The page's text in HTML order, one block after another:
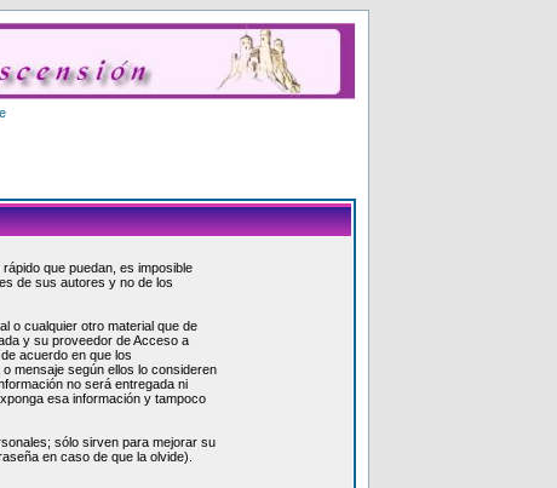
que puedan, es imposible
de sus autores y no de los
o cualquier otro material que de
y su proveedor de Acceso a
acuerdo en que los
mensaje según ellos lo consideren
no será entregada ni
esa información y tampoco
sólo sirven para mejorar su
en caso de que la olvide).